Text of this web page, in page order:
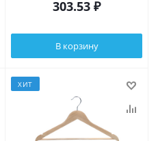
303.53 ₽
В корзину
ХИТ